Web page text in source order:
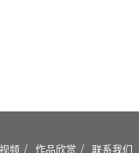
频 作品欣赏 联系我们